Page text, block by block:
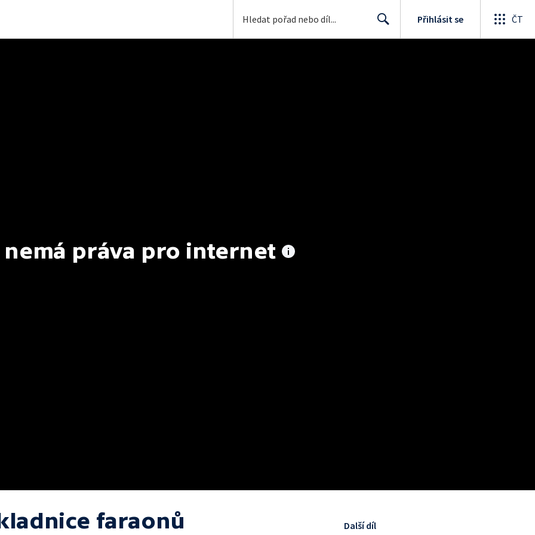
Přihlásit se ČT
nemá práva pro internet
faraonů Další díl